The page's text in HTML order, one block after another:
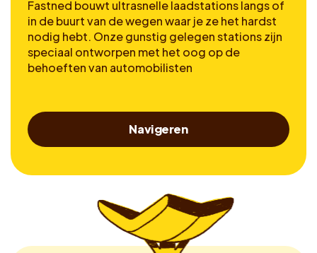
Fastned bouwt ultrasnelle laadstations langs of
in de buurt van de wegen waar je ze het hardst
nodig hebt. Onze gunstig gelegen stations zijn
speciaal ontworpen met het oog op de
behoeften van automobilisten
Navigeren